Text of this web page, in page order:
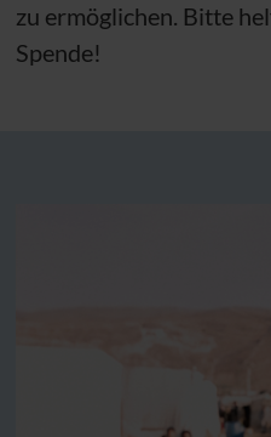
zu ermöglichen. Bitte
Spende!